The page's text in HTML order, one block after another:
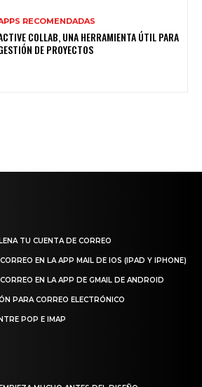
RECOMENDADAS
COLLAB, UNA HERRAMIENTA ÚTIL PARA
DE PROYECTOS
TU CUENTA DE CORREO
EN LA APP MAIL DE IOS (IPAD Y IPHONE)
EN LA APP DE GMAIL DE ANDROID
PARA CORREO ELECTRÓNICO
POP E IMAP